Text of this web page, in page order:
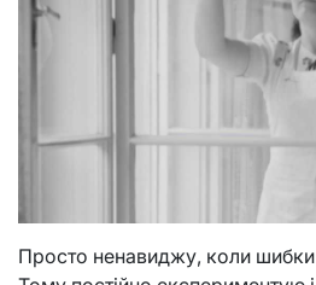
Просто ненавиджу, коли шибки